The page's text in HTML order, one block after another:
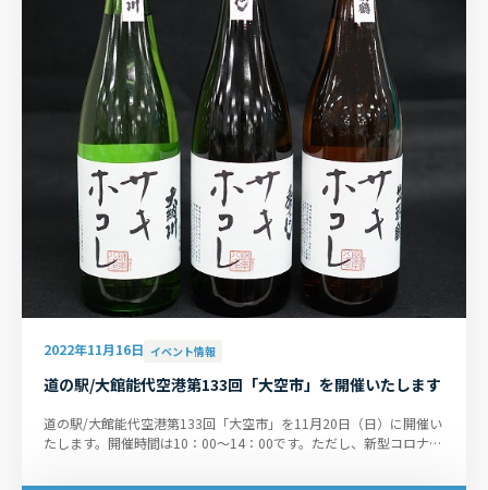
2022年11月16日 イベント情報
道の駅/大館能代空港第133回「大空市」を開催いたします
道の駅/大館能代空港第133回「大空市」を11月20日（日）に開催い
たします。開催時間は10：00～14：00です。ただし、新型コロナウ